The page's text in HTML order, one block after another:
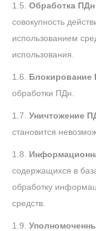
1.5. Обработка ПДн
совокупность
использованием
использования.
1.6. Блокирование
обработки ПДн.
1.7. Уничтожение
становится
1.8.
содержащихся в
обработку
средств.
1.9.